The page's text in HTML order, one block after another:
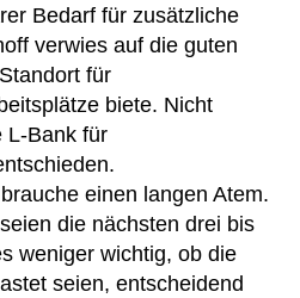
Bedarf für zusätzliche
verwies auf die guten
für
biete. Nicht
L-Bank für
einen langen Atem.
die nächsten drei bis
weniger wichtig, ob die
seien, entscheidend